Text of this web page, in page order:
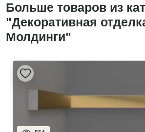
Больше товаров из
"Декоративная
Молдинги"